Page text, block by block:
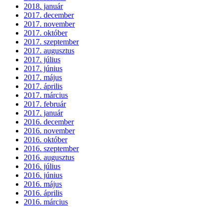
2018. január
2017. december
2017. november
2017. október
2017. szeptember
2017. augusztus
2017. július
2017. június
2017. május
2017. április
2017. március
2017. február
2017. január
2016. december
2016. november
2016. október
2016. szeptember
2016. augusztus
2016. július
2016. június
2016. május
2016. április
2016. március